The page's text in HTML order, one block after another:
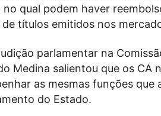
no qual podem haver
de títulos emitidos nos
parlamentar na
Medina salientou que os CA
as mesmas funções
do Estado.